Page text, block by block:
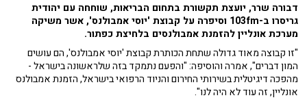
דבורה שרר, יועצת תקשורת בתחום הבריאות, שוחחה עם יהודית
גריסרו ב-103fm וסיפרה על קבוצת 'יוסי אמבולנס', אשר משיקה
מערכת אונליין להזמנת אמבולנסים בלחיצת כפתור.
"זו קבוצה מאוד גדולה שתחת הכותרת קבוצת 'יוסי אמבולנס', הם עושים
המון דברים", אמרה והוסיפה: "והפעם נתמקד בזה שלראשונה בישראל -
מהפכה דיגיטלית בשירותי החירום והניוד הרפואי בישראל, הזמנת אמבולנס
אונליין, זה עוד לא היה לנו".